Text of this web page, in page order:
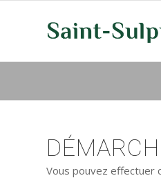
Vous pouvez effectuer